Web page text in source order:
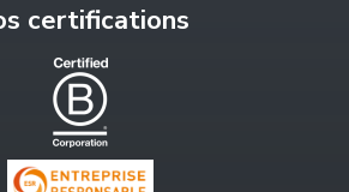
certifications